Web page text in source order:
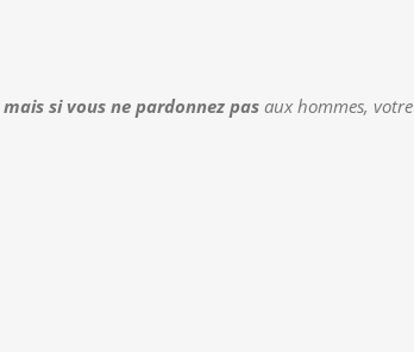
mais si vous ne pardonnez pas aux hommes, votre